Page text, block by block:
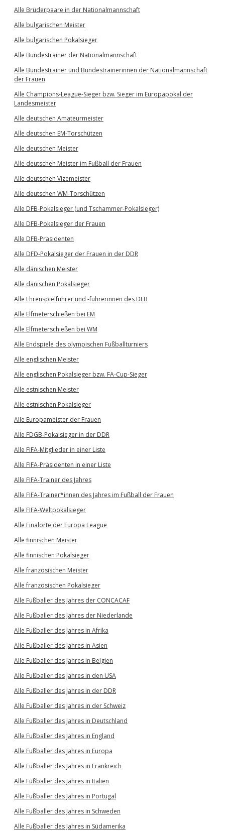
Alle Brüderpaare in der Nationalmannschaft
Alle bulgarischen Meister
Alle bulgarischen Pokalsieger
Alle Bundestrainer der Nationalmannschaft
Alle Bundestrainer und Bundestrainerinnen der Nationalmannschaft
der Frauen
Alle Champions-League-Sieger bzw. Sieger im Europapokal der
Landesmeister
Alle deutschen Amateurmeister
Alle deutschen EM-Torschützen
Alle deutschen Meister
Alle deutschen Meister im Fußball der Frauen
Alle deutschen Vizemeister
Alle deutschen WM-Torschützen
Alle DFB-Pokalsieger (und Tschammer-Pokalsieger)
Alle DFB-Pokalsieger der Frauen
Alle DFB-Präsidenten
Alle DFD-Pokalsieger der Frauen in der DDR
Alle dänischen Meister
Alle dänischen Pokalsieger
Alle Ehrenspielführer und -führerinnen des DFB
Alle Elfmeterschießen bei EM
Alle Elfmeterschießen bei WM
Alle Endspiele des olympischen Fußballturniers
Alle englischen Meister
Alle englischen Pokalsieger bzw. FA-Cup-Sieger
Alle estnischen Meister
Alle estnischen Pokalsieger
Alle Europameister der Frauen
Alle FDGB-Pokalsieger in der DDR
Alle FIFA-Mitglieder in einer Liste
Alle FIFA-Präsidenten in einer Liste
Alle FIFA-Trainer des Jahres
Alle FIFA-Trainer*innen des Jahres im Fußball der Frauen
Alle FIFA-Weltpokalsieger
Alle Finalorte der Europa League
Alle finnischen Meister
Alle finnischen Pokalsieger
Alle französischen Meister
Alle französischen Pokalsieger
Alle Fußballer des Jahres der CONCACAF
Alle Fußballer des Jahres der Niederlande
Alle Fußballer des Jahres in Afrika
Alle Fußballer des Jahres in Asien
Alle Fußballer des Jahres in Belgien
Alle Fußballer des Jahres in den USA
Alle Fußballer des Jahres in der DDR
Alle Fußballer des Jahres in der Schweiz
Alle Fußballer des Jahres in Deutschland
Alle Fußballer des Jahres in England
Alle Fußballer des Jahres in Europa
Alle Fußballer des Jahres in Frankreich
Alle Fußballer des Jahres in Italien
Alle Fußballer des Jahres in Portugal
Alle Fußballer des Jahres in Schweden
Alle Fußballer des Jahres in Südamerika